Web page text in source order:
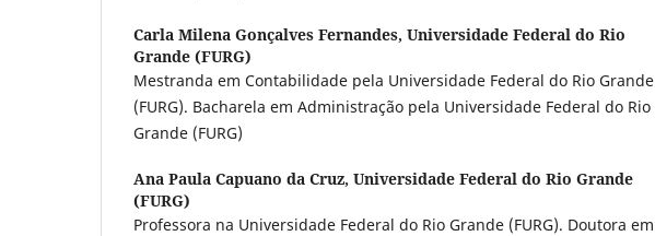
Carla Milena Gonçalves Fernandes, Universidade Federal do Rio
Grande (FURG)
Mestranda em Contabilidade pela Universidade Federal do Rio Grande
(FURG). Bacharela em Administração pela Universidade Federal do Rio
Grande (FURG)
Ana Paula Capuano da Cruz, Universidade Federal do Rio Grande
(FURG)
Professora na Universidade Federal do Rio Grande (FURG). Doutora em